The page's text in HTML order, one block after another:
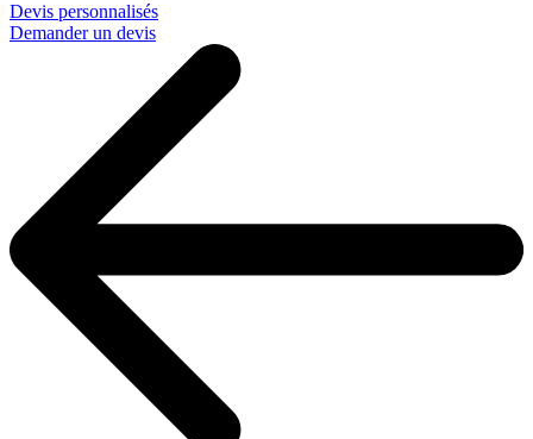
Devis personnalisés
Demander un devis